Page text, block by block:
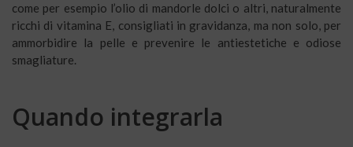
come per esempio l’olio di mandorle dolci o altri, naturalmente
ricchi di vitamina E, consigliati in gravidanza, ma non solo, per
ammorbidire la pelle e prevenire le antiestetiche e odiose
smagliature.
Quando integrarla